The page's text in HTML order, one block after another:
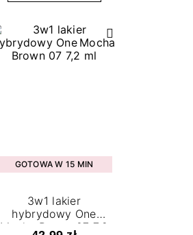
GOTOWA W 15 MIN
3w1 lakier
hybrydowy One
Mocha Brown 07 7,2